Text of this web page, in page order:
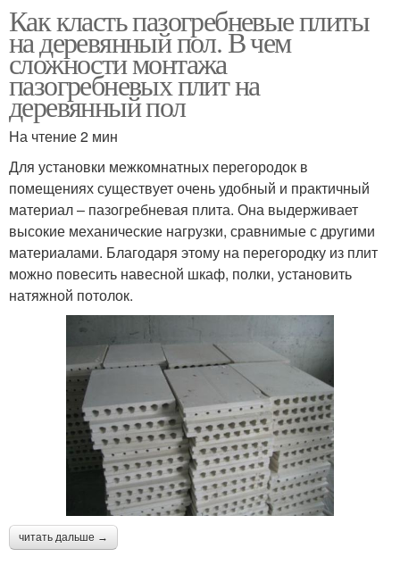
Как класть пазогребневые плиты
на деревянный пол. В чем
сложности монтажа
пазогребневых плит на
деревянный пол
На чтение 2 мин
Для установки межкомнатных перегородок в
помещениях существует очень удобный и практичный
материал – пазогребневая плита. Она выдерживает
высокие механические нагрузки, сравнимые с другими
материалами. Благодаря этому на перегородку из плит
можно повесить навесной шкаф, полки, установить
натяжной потолок.
читать дальше →